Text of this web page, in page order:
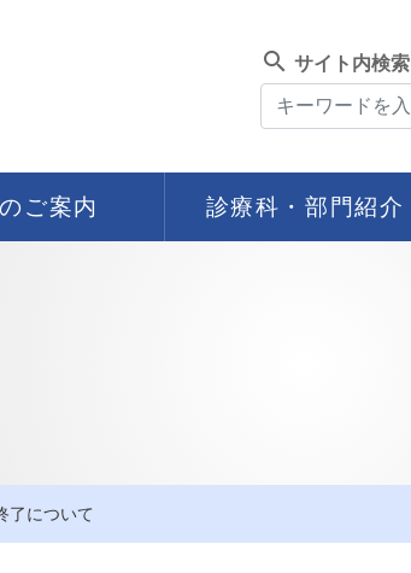
search サイト内検索
ご案内 診療科・部門紹介
了について